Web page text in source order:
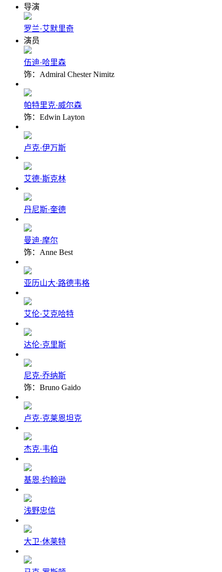
导演
罗兰·艾默里奇
演员
伍迪·哈里森
饰：Admiral Chester Nimitz
帕特里克·威尔森
饰：Edwin Layton
卢克·伊万斯
艾德·斯克林
丹尼斯·奎德
曼迪·摩尔
饰：Anne Best
亚历山大·路德韦格
艾伦·艾克哈特
达伦·克里斯
尼克·乔纳斯
饰：Bruno Gaido
卢克·克莱恩坦克
杰克·韦伯
基恩·约翰逊
浅野忠信
大卫·休莱特